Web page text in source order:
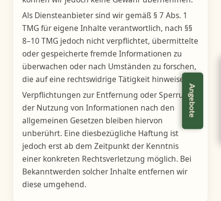
Als Diensteanbieter sind wir gemäß § 7 Abs. 1
TMG für eigene Inhalte verantwortlich, nach §§
8–10 TMG jedoch nicht verpflichtet, übermittelte
oder gespeicherte fremde Informationen zu
überwachen oder nach Umständen zu forschen,
die auf eine rechtswidrige Tätigkeit hinweisen.
Verpflichtungen zur Entfernung oder Sperrung
der Nutzung von Informationen nach den
allgemeinen Gesetzen bleiben hiervon
unberührt. Eine diesbezügliche Haftung ist
jedoch erst ab dem Zeitpunkt der Kenntnis
einer konkreten Rechtsverletzung möglich. Bei
Bekanntwerden solcher Inhalte entfernen wir
diese umgehend.
Angebote
Montag – Freitag 6:30 – 13:00 Uhr
15:00 – 18:00 Uhr
Samstag 6:30 – 12:00 Uhr